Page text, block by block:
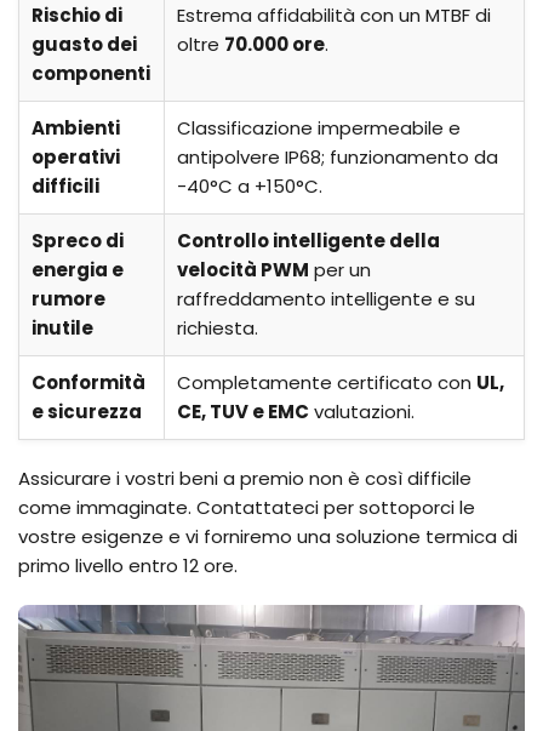
Rischio di
guasto dei
componenti
Estrema affidabilità con un MTBF di
oltre 70.000 ore.
Ambienti
operativi
difficili
Classificazione impermeabile e
antipolvere IP68; funzionamento da
-40°C a +150°C.
Spreco di
energia e
rumore
inutile
Controllo intelligente della
velocità PWM per un
raffreddamento intelligente e su
richiesta.
Conformità
e sicurezza
Completamente certificato con UL,
CE, TUV e EMC valutazioni.
Assicurare i vostri beni a premio non è così difficile
come immaginate. Contattateci per sottoporci le
vostre esigenze e vi forniremo una soluzione termica di
primo livello entro 12 ore.